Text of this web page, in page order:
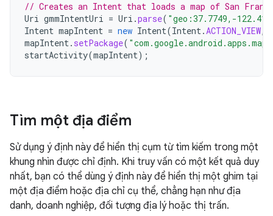
// Creates an Intent that loads a map of San
Uri gmmIntentUri = Uri .parse( "geo:37.7749,-
Intent mapIntent = new Intent(Intent.ACTION_VIEW,
mapIntent. setPackage(
startActivity(mapIntent);
Tìm một địa điểm
Sử dụng ý định này để hiển thị cụm từ tìm kiếm trong một
khung nhìn được chỉ định. Khi truy vấn có một kết quả duy
nhất, bạn có thể dùng ý định này để hiển thị một ghim tại
một địa điểm hoặc địa chỉ cụ thể, chẳng hạn như địa
danh, doanh nghiệp, đối tượng địa lý hoặc thị trấn.